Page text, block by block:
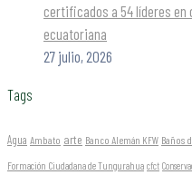
certificados a 54 líderes en
ecuatoriana
27 julio, 2026
Tags
Agua Ambato arte Banco Alemán KFW Baños
Formación Ciudadana de Tungurahua cfct